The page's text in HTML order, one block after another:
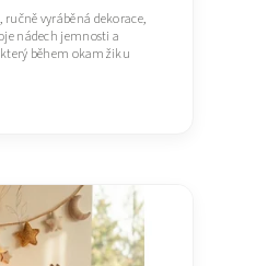
vyráběná dekorace,
nádech jemnosti a
během okamžiku